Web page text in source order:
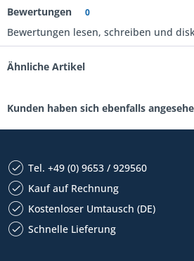
Bewertungen 0
Bewertungen lesen, schreiben und
Ähnliche Artikel
Kunden haben sich ebenfalls
Tel. +49 (0) 9653 / 929560
Kauf auf Rechnung
Kostenloser Umtausch (DE)
Schnelle Lieferung